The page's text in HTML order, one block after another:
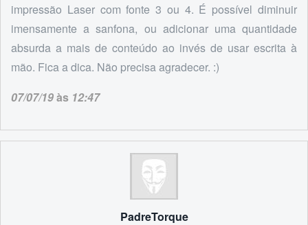
impressão Laser com fonte 3 ou 4. É possível diminuir
imensamente a sanfona, ou adicionar uma quantidade
absurda a mais de conteúdo ao invés de usar escrita à
mão. Fica a dica. Não precisa agradecer. :)
07/07/19às 12:47
PadreTorque